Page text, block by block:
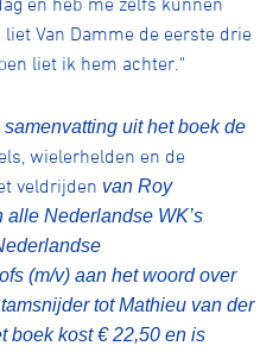
Van Damme de eerste drie
liet ik hem achter."
uit het boek de
wielerhelden en de
veldrijden van Roy
alle Nederlandse WK’s
(m/v) aan het woord over
tot Mathieu van der
boek kost € 22,50 en is